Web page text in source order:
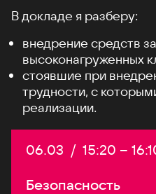
В докладе я разберу:
внедрение средств
высоконагруженных
стоявшие при
трудности, с
реализации.
Дата:
06.03 / Начало:
15:20 –
Безопасность